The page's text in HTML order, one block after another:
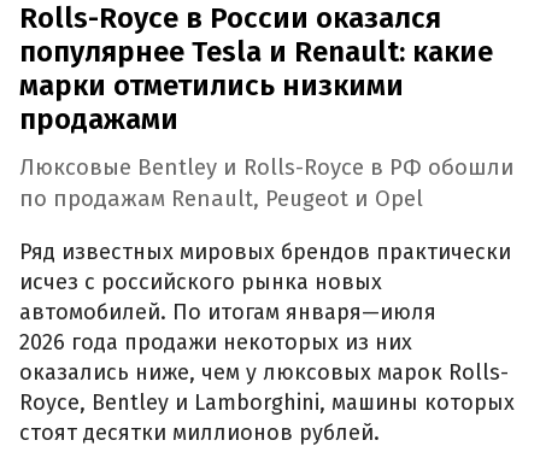
Rolls-Royce в России оказался
популярнее Tesla и Renault: какие
марки отметились низкими
продажами
Люксовые Bentley и Rolls-Royce в РФ обошли
по продажам Renault, Peugeot и Opel
Ряд известных мировых брендов практически
исчез с российского рынка новых
автомобилей. По итогам января—июля
2026 года продажи некоторых из них
оказались ниже, чем у люксовых марок Rolls-
Royce, Bentley и Lamborghini, машины которых
стоят десятки миллионов рублей.